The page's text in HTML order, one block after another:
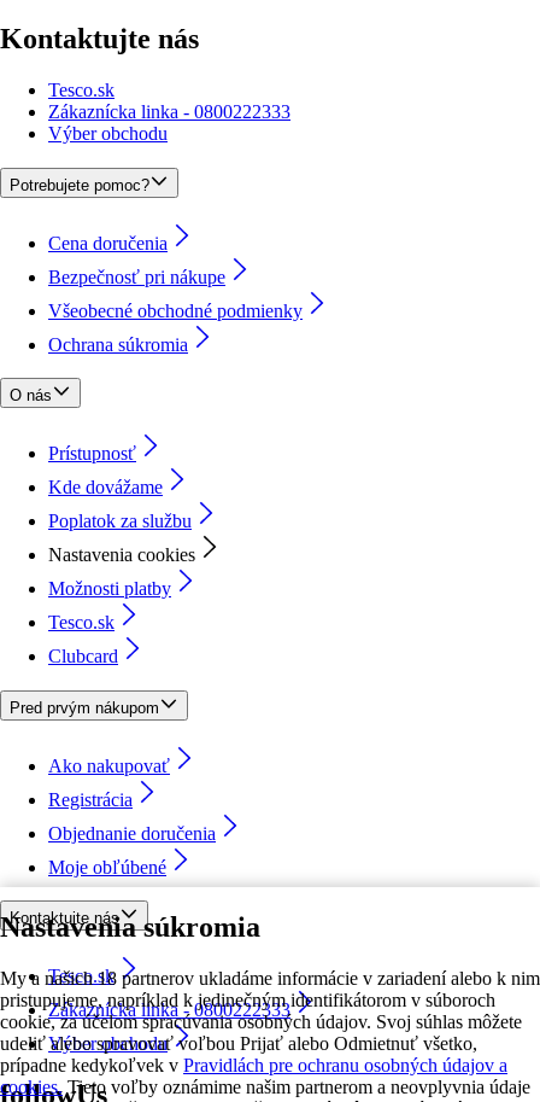
Nastavenia súkromia
My a našich 18 partnerov ukladáme informácie v zariadení alebo k nim
pristupujeme, napríklad k jedinečným identifikátorom v súboroch
cookie, za účelom spracúvania osobných údajov. Svoj súhlas môžete
udeliť alebo spravovať voľbou Prijať alebo Odmietnuť všetko,
prípadne kedykoľvek v Pravidlách pre ochranu osobných údajov a
cookies. Tieto voľby oznámime našim partnerom a neovplyvnia údaje
Kontaktujte nás
Tesco.sk
Zákaznícka linka - 0800222333
Výber obchodu
Potrebujete pomoc?
Cena doručenia
Bezpečnosť pri nákupe
Všeobecné obchodné podmienky
Ochrana súkromia
O nás
Prístupnosť
Kde dovážame
Poplatok za službu
Nastavenia cookies
Možnosti platby
Tesco.sk
Clubcard
Pred prvým nákupom
Ako nakupovať
Registrácia
Objednanie doručenia
Moje obľúbené
Kontaktujte nás
Tesco.sk
Zákaznícka linka - 0800222333
Výber obchodu
followUs